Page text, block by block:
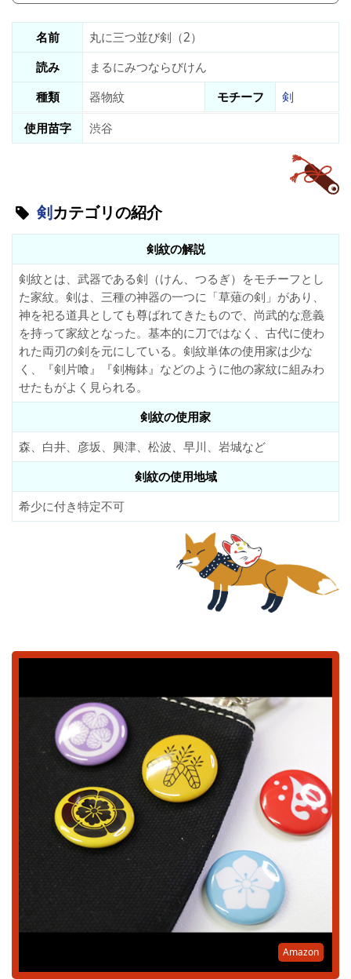
名前
丸に三つ並び剣（2）
読み
まるにみつならびけん
種類
器物紋 モチーフ
剣
使用苗字
渋谷
剣 カテゴリの紹介
剣紋の解説
剣紋とは、武器である剣（けん、つるぎ）をモチーフとし
た家紋。剣は、三種の神器の一つに「草薙の剣」があり、
神を祀る道具としても尊ばれてきたもので、尚武的な意義
を持って家紋となった。基本的に刀ではなく、古代に使わ
れた両刃の剣を元にしている。剣紋単体の使用家は少な
く、『剣片喰』『剣梅鉢』などのように他の家紋に組みわ
せたもがよく見られる。
剣紋の使用家
森、白井、彦坂、興津、松波、早川、岩城など
剣紋の使用地域
希少に付き特定不可
Amazon